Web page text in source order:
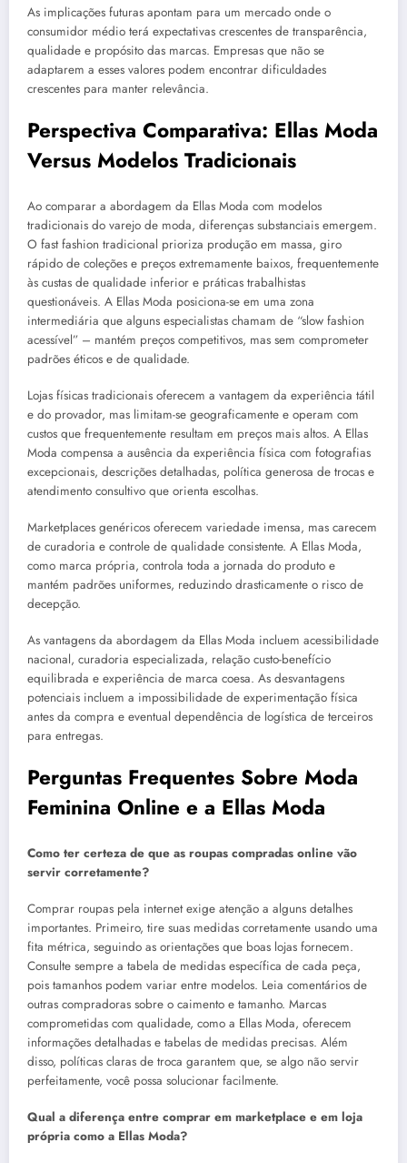
As implicações futuras apontam para um mercado onde o
consumidor médio terá expectativas crescentes de transparência,
qualidade e propósito das marcas. Empresas que não se
adaptarem a esses valores podem encontrar dificuldades
crescentes para manter relevância.
Perspectiva Comparativa: Ellas Moda
Versus Modelos Tradicionais
Ao comparar a abordagem da Ellas Moda com modelos
tradicionais do varejo de moda, diferenças substanciais emergem.
O fast fashion tradicional prioriza produção em massa, giro
rápido de coleções e preços extremamente baixos, frequentemente
às custas de qualidade inferior e práticas trabalhistas
questionáveis. A Ellas Moda posiciona-se em uma zona
intermediária que alguns especialistas chamam de “slow fashion
acessível” – mantém preços competitivos, mas sem comprometer
padrões éticos e de qualidade.
Lojas físicas tradicionais oferecem a vantagem da experiência tátil
e do provador, mas limitam-se geograficamente e operam com
custos que frequentemente resultam em preços mais altos. A Ellas
Moda compensa a ausência da experiência física com fotografias
excepcionais, descrições detalhadas, política generosa de trocas e
atendimento consultivo que orienta escolhas.
Marketplaces genéricos oferecem variedade imensa, mas carecem
de curadoria e controle de qualidade consistente. A Ellas Moda,
como marca própria, controla toda a jornada do produto e
mantém padrões uniformes, reduzindo drasticamente o risco de
decepção.
As vantagens da abordagem da Ellas Moda incluem acessibilidade
nacional, curadoria especializada, relação custo-benefício
equilibrada e experiência de marca coesa. As desvantagens
potenciais incluem a impossibilidade de experimentação física
antes da compra e eventual dependência de logística de terceiros
para entregas.
Perguntas Frequentes Sobre Moda
Feminina Online e a Ellas Moda
Como ter certeza de que as roupas compradas online vão
servir corretamente?
Comprar roupas pela internet exige atenção a alguns detalhes
importantes. Primeiro, tire suas medidas corretamente usando uma
fita métrica, seguindo as orientações que boas lojas fornecem.
Consulte sempre a tabela de medidas específica de cada peça,
pois tamanhos podem variar entre modelos. Leia comentários de
outras compradoras sobre o caimento e tamanho. Marcas
comprometidas com qualidade, como a Ellas Moda, oferecem
informações detalhadas e tabelas de medidas precisas. Além
disso, políticas claras de troca garantem que, se algo não servir
perfeitamente, você possa solucionar facilmente.
Qual a diferença entre comprar em marketplace e em loja
própria como a Ellas Moda?